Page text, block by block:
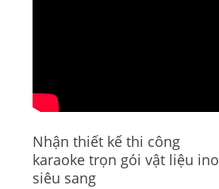
Nhận thiết kế thi công
karaoke trọn gói vật liệu
siêu sang